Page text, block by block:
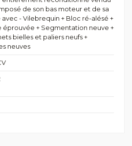
de son bas moteur et de sa
avec - Vilebrequin + Bloc ré-alésé +
éprouvée + Segmentation neuve +
bielles et paliers neufs +
neuves